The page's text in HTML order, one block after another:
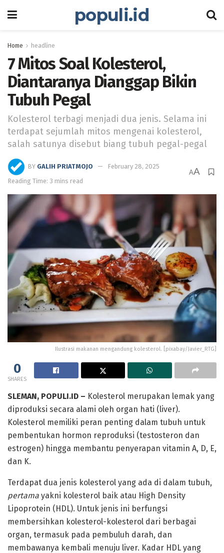
populi.id
Home headline
7 Mitos Soal Kolesterol,
Diantaranya Dianggap Bikin
Tubuh Pegal
Kolesterol terbagi menjadi dua jenis. Selama ini
terdapat sejumlah mitos mengenai kolesterol,
salah satunya disebut biang tubuh pegal-pegal
BY GALIH PRIATMOJO
February 28, 2025
Reading Time: 3 mins read
AA
Ilustrasi makanan mengandung kolesterol. [pixabay/Javier_RTG]
0
SHARES
SLEMAN, POPULI.ID – Kolesterol merupakan lemak yang
diproduksi secara alami oleh organ hati (liver).
Kolesterol memiliki peran penting dalam tubuh untuk
pembentukan hormon reproduksi (testosteron dan
estrogen) hingga membantu penyerapan vitamin A, D, E,
dan K.
Terdapat dua jenis kolesterol yang ada di dalam tubuh,
pertama yakni kolesterol baik atau High Density
Lipoprotein (HDL). Untuk jenis ini berfungsi
membersihkan kolesterol-kolesterol dari berbagai
organ, termasuk pada pembuluh darah, dan
membawanya kembali menuju liver. Kadar HDL yang